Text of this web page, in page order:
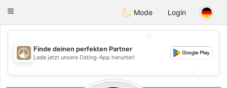
ahebik
Toggle
Mode Login
💖
💕
Finde deinen perfekten Partner
Lade jetzt unsere Dating-App herunter!